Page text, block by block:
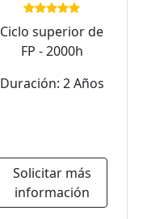
Ciclo superior de
FP - 2000h
Duración: 2 Años
Solicitar más
información